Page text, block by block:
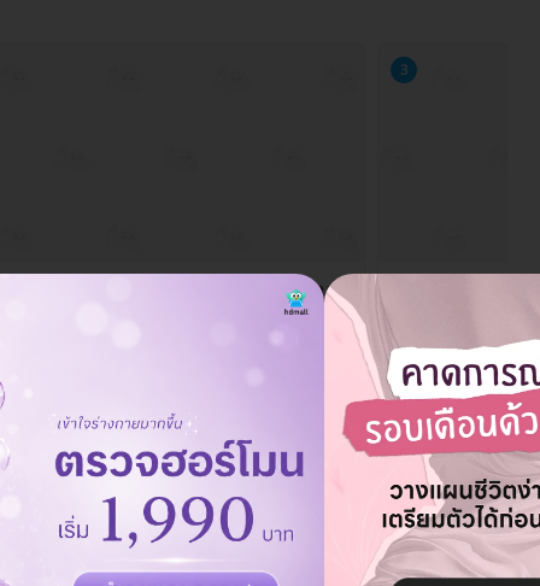
KLINIQUE (เดอะคลีนิกค์) สาขาสยาม
การค้าสยามพารากอน ชั้น 4 ห้องเลขที่ 462-463 ถ. พระราม 1
ดูรายละเอียด
3
150 ศูนย์การค้ามาร์เก็ตเพ
สุขุมวิท 55 (ทองหล่อ) ถ.
กรุงเทพมหานคร 10110